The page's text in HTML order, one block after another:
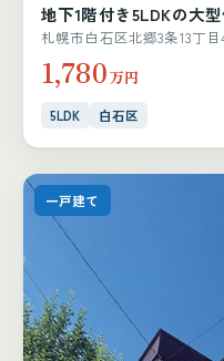
地下1階付き5LDKの大
札幌市白石区北郷3条13丁目
1,780万円
5LDK 白石区
一戸建て